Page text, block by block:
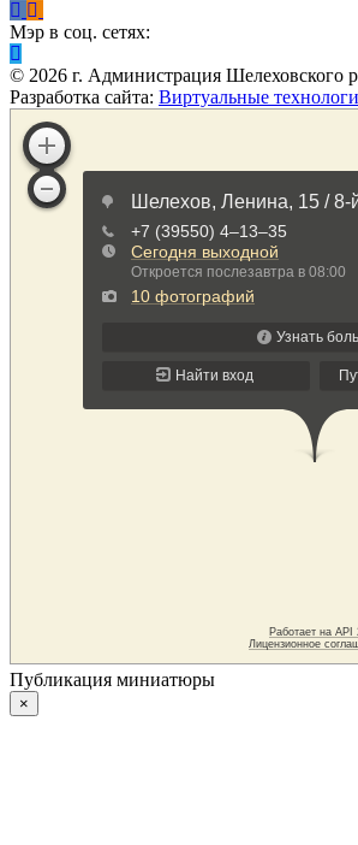
Мэр в соц. сетях:
© 2026 г. Администрация Шелеховского
Разработка сайта: Виртуальные
Публикация миниатюры
×